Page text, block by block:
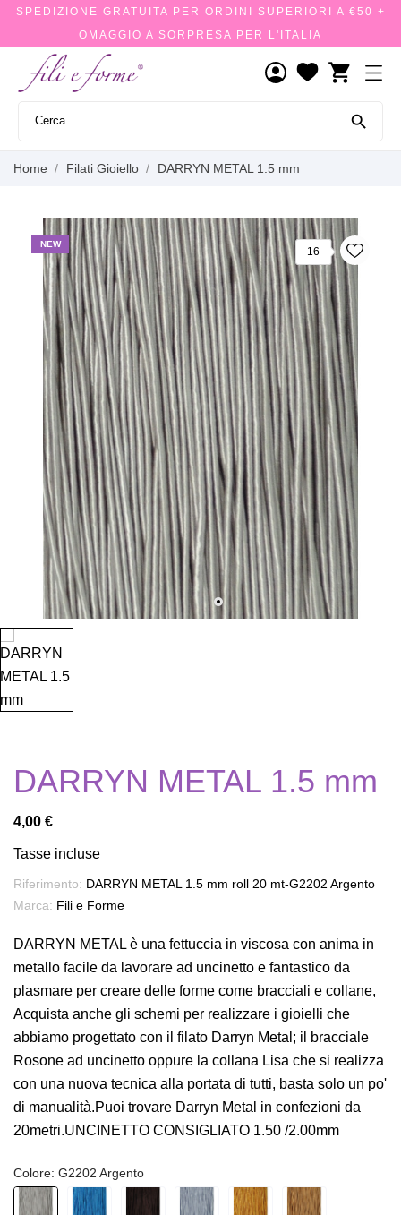
SPEDIZIONE GRATUITA PER ORDINI SUPERIORI A €50 +
OMAGGIO A SORPRESA PER L'ITALIA
shopping_cart

Home Filati Gioiello DARRYN METAL 1.5 mm
NEW
16
DARRYN METAL 1.5 mm
4,00 €
Tasse incluse
Riferimento: DARRYN METAL 1.5 mm roll 20 mt-G2202 Argento
Marca: Fili e Forme
DARRYN METAL è una fettuccia in viscosa con anima in
metallo facile da lavorare ad uncinetto e fantastico da
plasmare per creare delle forme come bracciali e collane,
Acquista anche gli schemi per realizzare i gioielli che
abbiamo progettato con il filato Darryn Metal; il bracciale
Rosone ad uncinetto oppure la collana Lisa che si realizza
con una nuova tecnica alla portata di tutti, basta solo un po'
di manualità.Puoi trovare Darryn Metal in confezioni da
20metri.UNCINETTO CONSIGLIATO 1.50 /2.00mm
Colore: G2202 Argento